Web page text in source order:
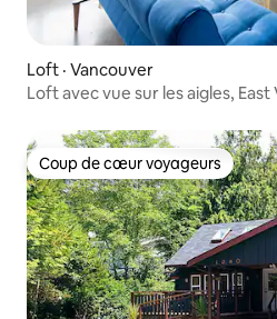
Loft · Vancouver
Loft avec vue sur les aigles,
Coup de cœur voyageurs
Coup de cœur voyageurs